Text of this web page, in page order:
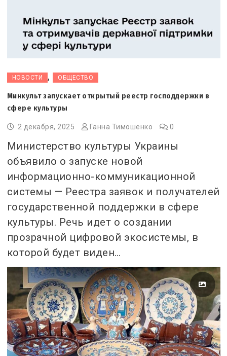
НОВОСТИ , ОБЩЕСТВО
Минкульт запускает открытый реестр господдержки в
сфере культуры
2 декабря, 2025 Ганна Тимошенко 0
Министерство культуры Украины
объявило о запуске новой
информационно-коммуникационной
системы — Реестра заявок и получателей
государственной поддержки в сфере
культуры. Речь идет о создании
прозрачной цифровой экосистемы, в
которой будет виден…